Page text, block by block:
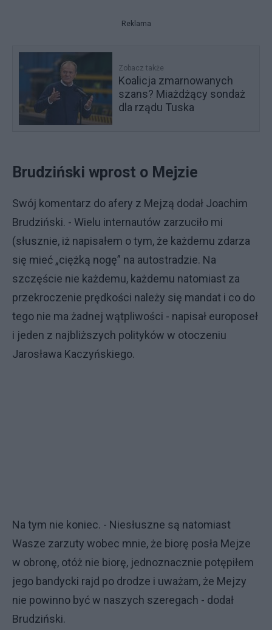
Reklama
Zobacz także
Koalicja zmarnowanych
szans? Miażdżący sondaż
dla rządu Tuska
Brudziński wprost o Mejzie
Swój komentarz do afery z Mejzą dodał Joachim
Brudziński. - Wielu internautów zarzuciło mi
(słusznie, iż napisałem o tym, że każdemu zdarza
się mieć „ciężką nogę” na autostradzie. Na
szczęście nie każdemu, każdemu natomiast za
przekroczenie prędkości należy się mandat i co do
tego nie ma żadnej wątpliwości - napisał europoseł
i jeden z najbliższych polityków w otoczeniu
Jarosława Kaczyńskiego.
Na tym nie koniec. - Niesłuszne są natomiast
Wasze zarzuty wobec mnie, że biorę posła Mejze
w obronę, otóż nie biorę, jednoznacznie potępiłem
jego bandycki rajd po drodze i uważam, że Mejzy
nie powinno być w naszych szeregach - dodał
Brudziński.